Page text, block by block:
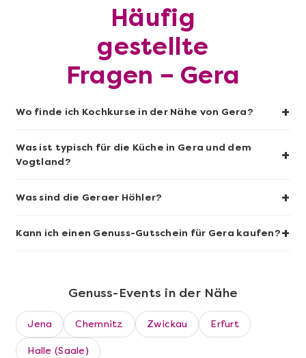
Sushi-Kochkurs@Home
Häufig
gestellte
Fragen – Gera
Wo finde ich Kochkurse in der Nähe von Gera? +
Was ist typisch für die Küche in Gera und dem
Vogtland?
+
Was sind die Geraer Höhler? +
Kann ich einen Genuss-Gutschein für Gera kaufen?+
Genuss-Events in der Nähe
Jena Chemnitz Zwickau Erfurt
Halle (Saale)